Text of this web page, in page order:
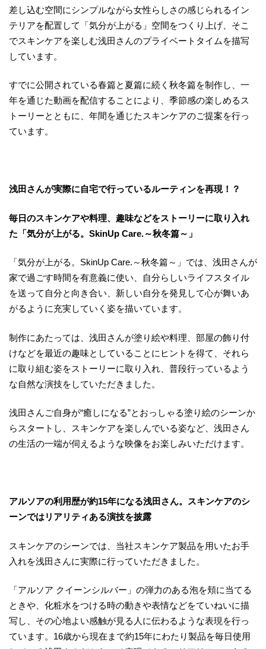
差し込む空間にシンプルながら女性らしさの感じられるイン
テリアを配置して「気分が上がる」空間をつくり上げ、そこ
でスキンケアを楽しむ浅田さんのプライベートタイムを描写
しています。
すでに公開されている春篇と夏篇に続く秋冬篇を制作し、一
年を通じた動画を配信することにより、季節感の楽しめるス
トーリーとともに、年間を通じたスキンケアのご提案を行っ
ています。
浅田さんが実際に自宅で行っているルーティンを再現！？
毎日のスキンケアや料理、趣味などをストーリーに取り入れ
た「気分が上がる。 SkinUp Care.～秋冬篇～」
「気分が上がる。SkinUp Care.～秋冬篇～」では、浅田さんが
家で過ごす時間を有意義に使い、自分らしいライフスタイル
を送って自分と向き合い、新しい自分を発見して心が舞いあ
がるように充実していく姿を描いています。
制作にあたっては、浅田さんが塗り絵や料理、部屋の飾り付
けなどを最近の趣味としていることにヒントを得て、それら
に取り組む姿をストーリーに取り入れ、普段行っているよう
な自然な演技をしていただきました。
浅田さんご自身が“癒しになる”とおっしゃる塗り絵のシーンか
らスタートし、スキンケアを楽しんでいる姿など、浅田さん
の生活の一端が伺えるような映像をお楽しみいただけます。
アルソアの利用歴が約15年になる浅田さん。スキンケアのシ
ーンではリアリティある演技を披露
スキンケアのシーンでは、当社スキンケア製品を用いたお手
入れを浅田さんに実際に行っていただきました。
「アルソア クイーンシルバー」の弾力のある泡を頬に当てる
ときや、化粧水をつける時の動きや表情などをていねいに描
写し、その心地よい感触が見る人に伝わるような表現を行っ
ています。16歳から現在まで約15年にわたり製品を毎日使用